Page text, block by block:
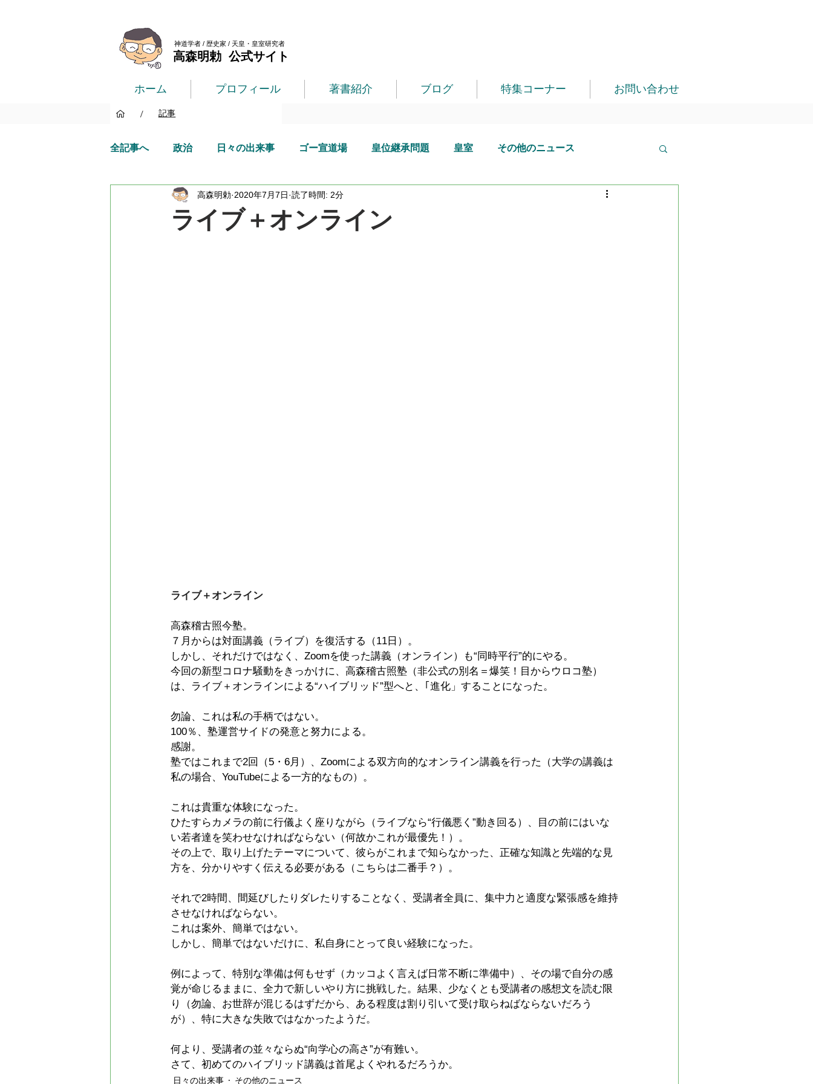
神道学者 / 歴史家 / 天皇・皇室研究者
高森明勅 公式サイト
ホーム プロフィール 著書紹介 ブログ 特集コーナー お問い合わせ
/ 記事
全記事へ 政治 日々の出来事 ゴー宣道場 皇位継承問題 皇室 その他のニュース
ライブ＋オンライン
高森明勅 2020年7月7日 読了時間: 2分
ライブ＋オンライン
高森稽古照今塾。
７月からは対面講義（ライブ）を復活する（11日）。
しかし、それだけではなく、Zoomを使った講義（オンライン）も“同時平行”的にやる。
今回の新型コロナ騒動をきっかけに、高森稽古照塾（非公式の別名＝爆笑！目からウロコ塾）
は、ライブ＋オンラインによる“ハイブリッド”型へと、｢進化」することになった。
勿論、これは私の手柄ではない。
100％、塾運営サイドの発意と努力による。
感謝。
塾ではこれまで2回（5・6月）、Zoomによる双方向的なオンライン講義を行った（大学の講義は
私の場合、YouTubeによる一方的なもの）。
これは貴重な体験になった。
ひたすらカメラの前に行儀よく座りながら（ライブなら“行儀悪く”動き回る）、目の前にはいな
い若者達を笑わせなければならない（何故かこれが最優先！）。
その上で、取り上げたテーマについて、彼らがこれまで知らなかった、正確な知識と先端的な見
方を、分かりやすく伝える必要がある（こちらは二番手？）。
それで2時間、間延びしたりダレたりすることなく、受講者全員に、集中力と適度な緊張感を維持
させなければならない。
これは案外、簡単ではない。
しかし、簡単ではないだけに、私自身にとって良い経験になった。
例によって、特別な準備は何もせず（カッコよく言えば日常不断に準備中）、その場で自分の感
覚が命じるままに、全力で新しいやり方に挑戦した。結果、少なくとも受講者の感想文を読む限
り（勿論、お世辞が混じるはずだから、ある程度は割り引いて受け取らねばならないだろう
が）、特に大きな失敗ではなかったようだ。
何より、受講者の並々ならぬ“向学心の高さ”が有難い。
さて、初めてのハイブリッド講義は首尾よくやれるだろうか。
日々の出来事 その他のニュース